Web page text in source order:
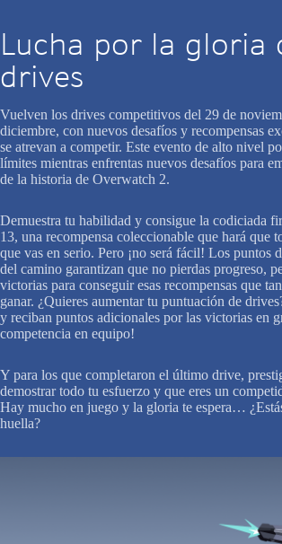
Lucha por la gloria
drives
Vuelven los drives competitivos del 29 de
diciembre, con nuevos desafíos y recompensas
se atrevan a competir. Este evento de alto nivel
límites mientras enfrentas nuevos desafíos para
de la historia de Overwatch 2.
Demuestra tu habilidad y consigue la codiciada
13, una recompensa coleccionable que hará que
que vas en serio. Pero ¡no será fácil! Los puntos
del camino garantizan que no pierdas progreso,
victorias para conseguir esas recompensas que
ganar. ¿Quieres aumentar tu puntuación de
y reciban puntos adicionales por las victorias en
competencia en equipo!
Y para los que completaron el último drive,
demostrar todo tu esfuerzo y que eres un
Hay mucho en juego y la gloria te espera…
huella?